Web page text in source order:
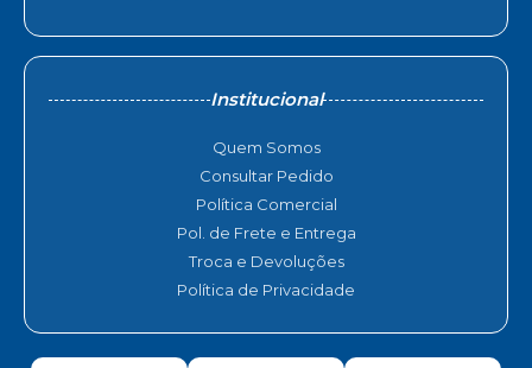
Institucional
Quem Somos
Consultar Pedido
Política Comercial
Pol. de Frete e Entrega
Troca e Devoluções
Política de Privacidade